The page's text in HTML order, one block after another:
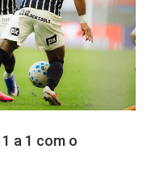
a 1 com o